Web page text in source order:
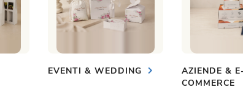
EVENTI & WEDDING
AZIENDE &
COMMERCE